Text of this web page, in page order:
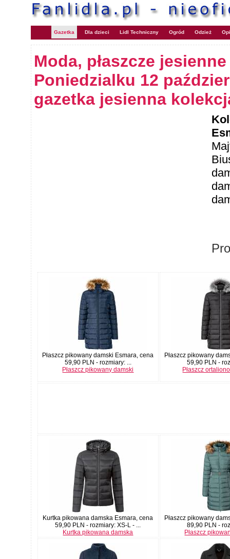
Gazetka Dla dzieci Lidl Techniczny Ogród Odzież
Moda, płaszcze
Poniedzialku 12
gazetka jesienna
Płaszcz pikowany damski Esmara, cena
59,90 PLN - rozmiary: ...
Płaszcz pikowany damski
Płaszcz pikowany
59,90 PLN -
Płaszcz
Kurtka pikowana damska Esmara, cena
59,90 PLN - rozmiary: XS-L - ...
Kurtka pikowana damska
Płaszcz pikowany
89,90 PLN -
Płaszcz